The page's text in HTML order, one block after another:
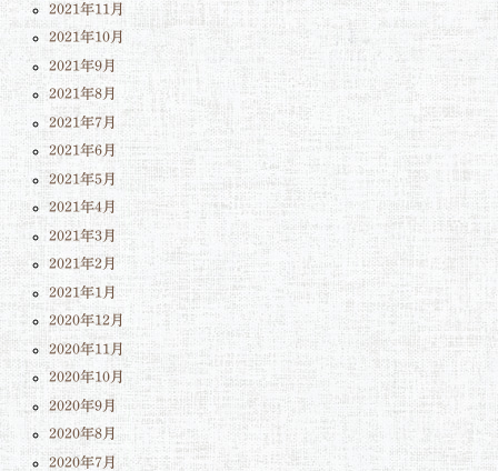
2021年11月
2021年10月
2021年9月
2021年8月
2021年7月
2021年6月
2021年5月
2021年4月
2021年3月
2021年2月
2021年1月
2020年12月
2020年11月
2020年10月
2020年9月
2020年8月
2020年7月